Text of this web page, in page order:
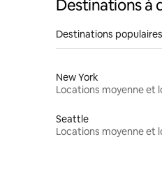
Destinations à
Destinations
New York
Seattle